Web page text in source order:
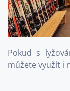
Pokud s
můžete využít i